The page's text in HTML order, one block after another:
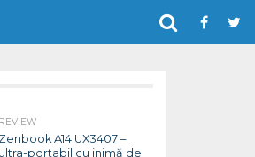
REVIEW
Zenbook A14 UX3407 –
ultra-portabil cu inimă de